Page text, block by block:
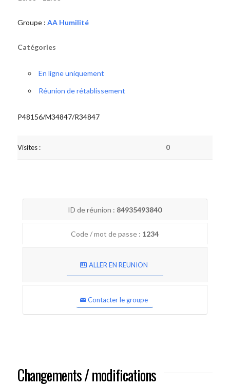
Groupe : AA Humilité
Catégories
En ligne uniquement
Réunion de rétablissement
P48156/M34847/R34847
Visites : 0
ID de réunion : 84935493840
Code / mot de passe : 1234
ALLER EN REUNION
Contacter le groupe
Changements / modifications